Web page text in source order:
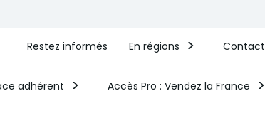
Restez informés En régions Contact
adhérent Accès Pro : Vendez la France​